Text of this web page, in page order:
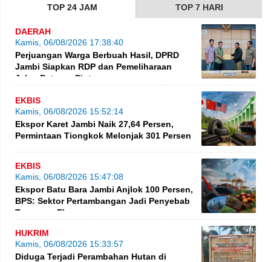
TOP 24 JAM TOP 7 HARI
DAERAH
Kamis, 06/08/2026 17:38:40
Perjuangan Warga Berbuah Hasil, DPRD
Jambi Siapkan RDP dan Pemeliharaan
Jalan Betung–Pintas
EKBIS
Kamis, 06/08/2026 15:52:14
Ekspor Karet Jambi Naik 27,64 Persen,
Permintaan Tiongkok Melonjak 301 Persen
EKBIS
Kamis, 06/08/2026 15:47:08
Ekspor Batu Bara Jambi Anjlok 100 Persen,
BPS: Sektor Pertambangan Jadi Penyebab
Turunnya Ekspor
HUKRIM
Kamis, 06/08/2026 15:33:57
Diduga Terjadi Perambahan Hutan di